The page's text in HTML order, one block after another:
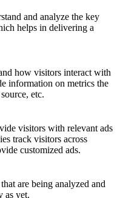
and analyze the key
helps in delivering a
how visitors interact with
information on metrics the
etc.
visitors with relevant ads
track visitors across
customized ads.
are being analyzed and
as yet.